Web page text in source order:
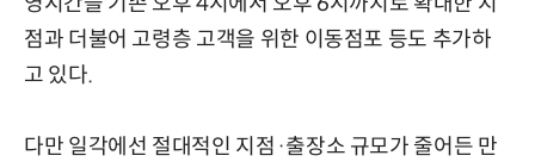
점과 더불어 고령층 고객을 위한 이동점포 등도 추가하
고 있다.
다만 일각에선 절대적인 지점·출장소 규모가 줄어든 만